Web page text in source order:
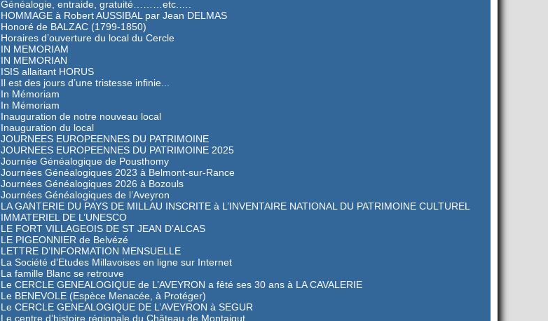
Généalogie, entraide, gratuité………etc.….
HOMMAGE à Robert AUSSIBAL par Jean DELMAS
Honoré de BALZAC (1799-1850)
Horaires d’ouverture du local du Cercle
IN MEMORIAM
IN MEMORIAN
ISIS allaitant HORUS
Il est des jours d’une tristesse infinie...
In Mémoriam
In Mémoriam
Inauguration de notre nouveau local
Inauguration du local
JOURNEES EUROPEENNES DU PATRIMOINE
JOURNEES EUROPEENNES DU PATRIMOINE 2025
Journée Généalogique de Pousthomy
Journées Généalogiques 2023 à Belmont-sur-Rance
Journées Généalogiques 2026 à Bozouls
Journées Généalogiques de l’Aveyron
LA GANTERIE DU PAYS DE MILLAU INSCRITE à L’INVENTAIRE NATIONAL DU PATRIMOINE CULTUREL
IMMATERIEL DE L’UNESCO
LE FORT VILLAGEOIS DE ST JEAN D’ALCAS
LE PIGEONNIER de Belvézé
LETTRE D’INFORMATION MENSUELLE
La Société d’Etudes Millavoises en ligne sur Internet
La famille Blanc se retrouve
Le CERCLE GENEALOGIQUE de L’AVEYRON a fêté ses 30 ans à LA CAVALERIE
Le BENEVOLE (Espèce Menacée, à Protéger)
Le CERCLE GENEALOGIQUE DE L’AVEYRON à SEGUR
Le centre d’histoire régionale du Château de Montaigut